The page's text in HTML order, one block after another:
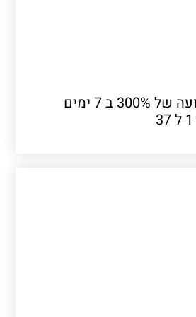
מניית POLA תנועה של 300% ב 7 ימים